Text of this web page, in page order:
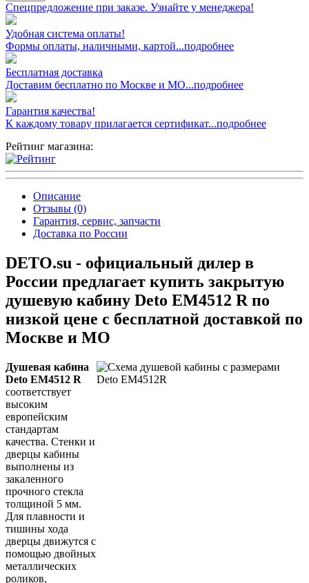
Спецпредложение при заказе. Узнайте у менеджера!
Удобная система оплаты!
Формы оплаты, наличными, картой...подробнее
Бесплатная доставка
Доставим бесплатно по Москве и МО...подробнее
Гарантия качества!
К каждому товару прилагается сертификат...подробнее
Рейтинг магазина:
Описание
Отзывы (0)
Гарантия, сервис, запчасти
Доставка по России
DETO.su - официальный дилер в
России предлагает купить закрытую
душевую кабину Deto EM4512 R по
низкой цене с бесплатной доставкой по
Москве и МО
Душевая кабина
Deto EM4512 R
соответствует
высоким
европейским
стандартам
качества. Стенки и
дверцы кабины
выполнены из
закаленного
прочного стекла
толщиной 5 мм.
Для плавности и
тишины хода
дверцы движутся с
помощью двойных
металлических
роликов,